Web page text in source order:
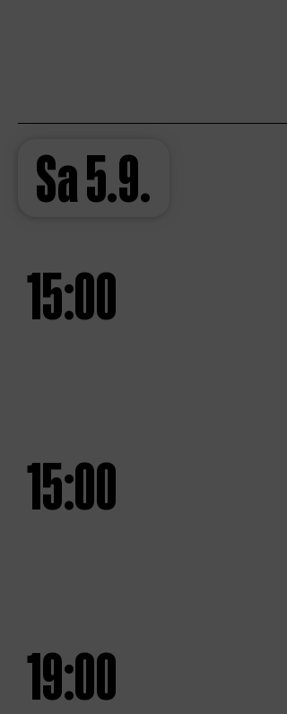
Sa5.9.
15:00
15:00
19:00